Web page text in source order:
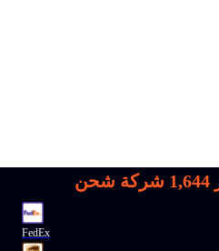
1,644 شركة شحن
FedEx